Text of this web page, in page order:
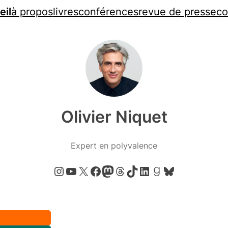
à proposlivresconférencesrevue de presse
Olivier Niquet
Expert en polyvalence
Instagram
YouTube
X Facebook
Mastodon
Threads
TikTok
LinkedIn
Goodreads
Bluesky